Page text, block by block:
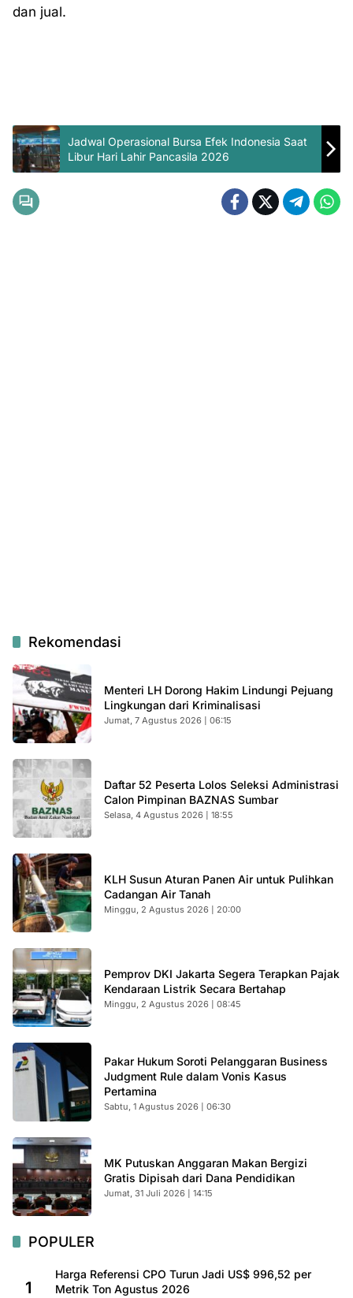
dan jual.
Jadwal Operasional Bursa Efek Indonesia Saat
Libur Hari Lahir Pancasila 2026
Rekomendasi
Menteri LH Dorong Hakim Lindungi Pejuang
Lingkungan dari Kriminalisasi
Jumat, 7 Agustus 2026 | 06:15
Daftar 52 Peserta Lolos Seleksi Administrasi
Calon Pimpinan BAZNAS Sumbar
Selasa, 4 Agustus 2026 | 18:55
KLH Susun Aturan Panen Air untuk Pulihkan
Cadangan Air Tanah
Minggu, 2 Agustus 2026 | 20:00
Pemprov DKI Jakarta Segera Terapkan Pajak
Kendaraan Listrik Secara Bertahap
Minggu, 2 Agustus 2026 | 08:45
Pakar Hukum Soroti Pelanggaran Business
Judgment Rule dalam Vonis Kasus
Pertamina
Sabtu, 1 Agustus 2026 | 06:30
MK Putuskan Anggaran Makan Bergizi
Gratis Dipisah dari Dana Pendidikan
Jumat, 31 Juli 2026 | 14:15
POPULER
1
Harga Referensi CPO Turun Jadi US$ 996,52 per
Metrik Ton Agustus 2026